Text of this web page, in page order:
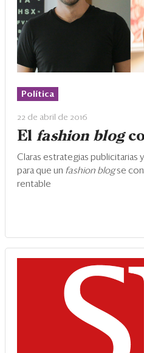
Ranking CEO
Política
22 de abril de 2016
El fashion blog
Claras estrategias publicitarias
para que un fashion blogse
rentable